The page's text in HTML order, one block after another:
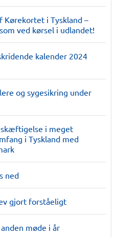
Kørekortet i Tyskland –
ved kørsel i udlandet!
kalender 2024
og sygesikring under
i meget
i Tyskland med
ned
gjort forståeligt
møde i år